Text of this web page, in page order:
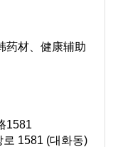
药材、健康辅助
1581
1581 (대화동)